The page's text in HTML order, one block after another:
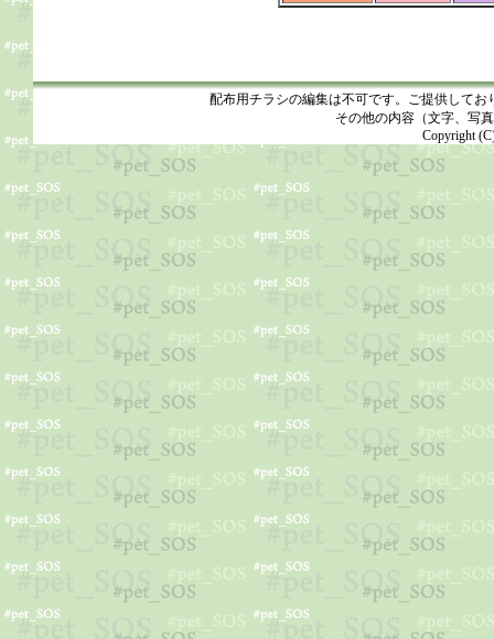
配布用チラシの編集は不可です。ご提供して
その他の内容（文字、写
Copyright